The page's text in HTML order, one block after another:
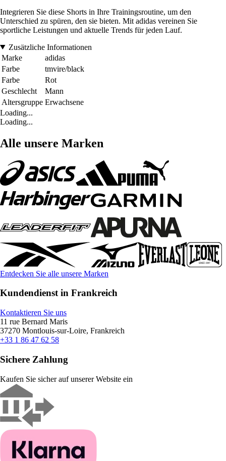
Integrieren Sie diese Shorts in Ihre Trainingsroutine, um den
Unterschied zu spüren, den sie bieten. Mit adidas vereinen Sie
sportliche Leistungen und aktuelle Trends für jeden Lauf.
Zusätzliche Informationen
Marke
adidas
Farbe
tmvire/black
Farbe
Rot
Geschlecht
Mann
Altersgruppe Erwachsene
Loading...
Loading...
Alle unsere Marken
Entdecken Sie alle unsere Marken
Kundendienst in Frankreich
Kontaktieren Sie uns
11 rue Bernard Maris
37270 Montlouis-sur-Loire, Frankreich
+33 1 86 47 62 58
Sichere Zahlung
Kaufen Sie sicher auf unserer Website ein